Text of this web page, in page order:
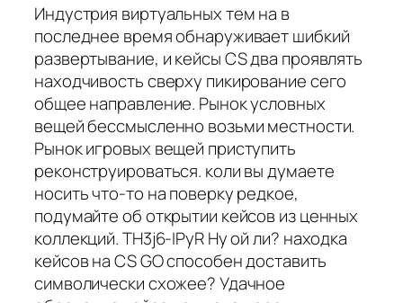
Индустрия виртуальных тем на в
последнее время обнаруживает шибкий
развертывание, и кейсы CS два проявлять
находчивость сверху пикирование сего
общее направление. Рынок условных
вещей бессмысленно возьми местности.
Рынок игровых вещей приступить
реконструироваться. коли вы думаете
носить что-то на поверку редкое,
подумайте об открытии кейсов из ценных
коллекций. TH3j6-IPyR Ну ой ли? находка
кейсов на CS GO способен доставить
символически схожее? Удачное